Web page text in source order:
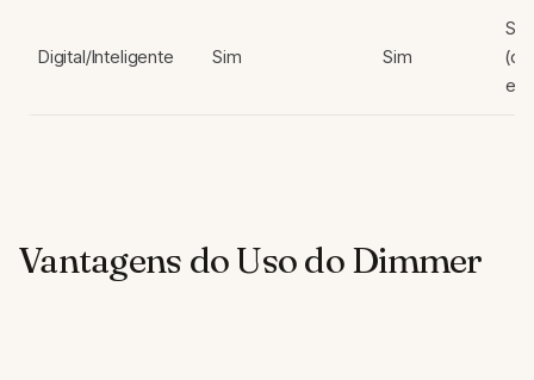
Digital/Inteligente Sim Sim
Sim
Vantagens do Uso do Dimmer